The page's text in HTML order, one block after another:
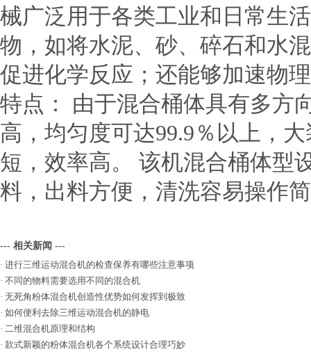
械广泛用于各类工业和日常
物，如将水泥、砂、碎石和水
促进化学反应；还能够加速物
特点： 由于混合桶体具有多方
高，均匀度可达99.9％以上，
短，效率高。 该机混合桶体型
料，出料方便，清洗容易操作
--- 相关新闻 ---
· 进行三维运动混合机的检查保养有哪些注意事项
· 不同的物料需要选用不同的混合机
· 无死角粉体混合机创造性优势如何发挥到极致
· 如何便利去除三维运动混合机的静电
· 二维混合机原理和结构
· 款式新颖的粉体混合机各个系统设计合理巧妙